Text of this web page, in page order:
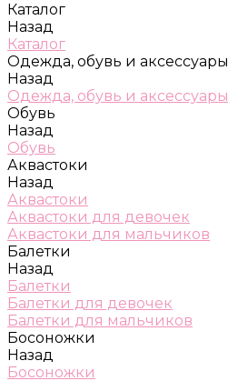
Каталог
Назад
Каталог
Одежда, обувь и аксессуары
Назад
Одежда, обувь и аксессуары
Обувь
Назад
Обувь
Аквастоки
Назад
Аквастоки
Аквастоки для девочек
Аквастоки для мальчиков
Балетки
Назад
Балетки
Балетки для девочек
Балетки для мальчиков
Босоножки
Назад
Босоножки